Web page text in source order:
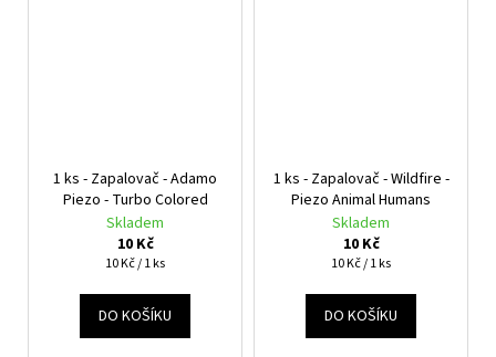
1 ks - Zapalovač - Adamo
Piezo - Turbo Colored
Skladem
10 Kč
Měrná
10 Kč / 1 ks
DO KOŠÍKU
1 ks - Zapalovač - Wildfire -
Piezo Animal Humans
Skladem
10 Kč
Měrná
10 Kč / 1 ks
DO KOŠÍKU